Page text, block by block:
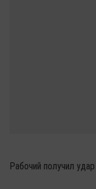
Рабочий получил